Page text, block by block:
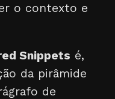
o contexto e
Snippets é,
da pirâmide
de